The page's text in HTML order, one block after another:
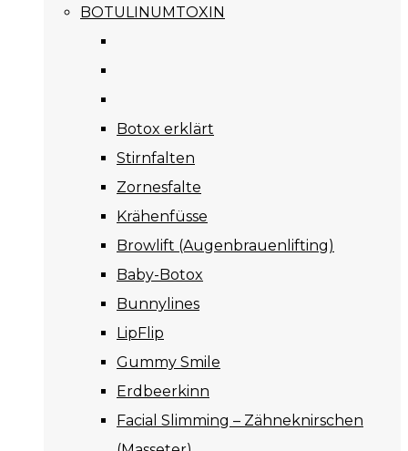
BOTULINUMTOXIN
Botox erklärt
Stirnfalten
Zornesfalte
Krähenfüsse
Browlift (Augenbrauenlifting)
Baby-Botox
Bunnylines
LipFlip
Gummy Smile
Erdbeerkinn
Facial Slimming – Zähneknirschen